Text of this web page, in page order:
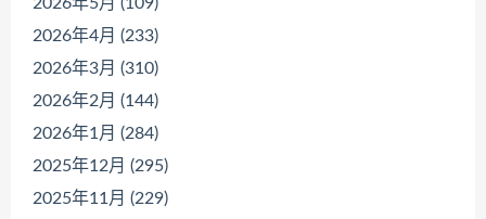
2026年5月 (109)
2026年4月 (233)
2026年3月 (310)
2026年2月 (144)
2026年1月 (284)
2025年12月 (295)
2025年11月 (229)